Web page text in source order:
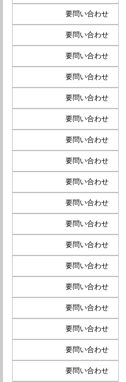
要問い合わせ
要問い合わせ
要問い合わせ
要問い合わせ
要問い合わせ
要問い合わせ
要問い合わせ
要問い合わせ
要問い合わせ
要問い合わせ
要問い合わせ
要問い合わせ
要問い合わせ
要問い合わせ
要問い合わせ
要問い合わせ
要問い合わせ
要問い合わせ